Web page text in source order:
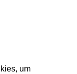
um